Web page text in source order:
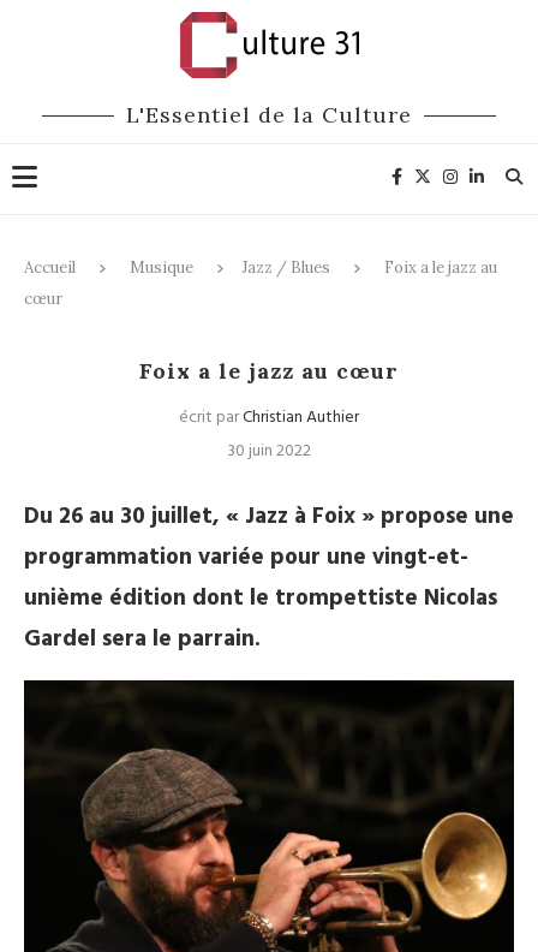
L'Essentiel de la Culture
Accueil Musique Jazz / Blues
Foix a le jazz au
cœur
Foix a le jazz au cœur
écrit parChristian Authier
30 juin 2022
Du 26 au 30 juillet, « Jazz à Foix » propose une
programmation variée pour une vingt-et-
unième édition dont le trompettiste Nicolas
Gardel sera le parrain.